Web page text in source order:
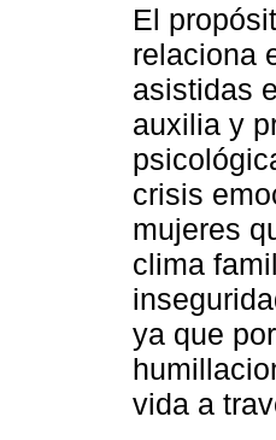
El
relaciona
asistidas
auxilia y
crisis
mujeres
clima
ya que
vida a